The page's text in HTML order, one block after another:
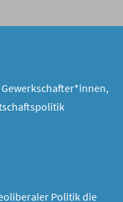
Politik die